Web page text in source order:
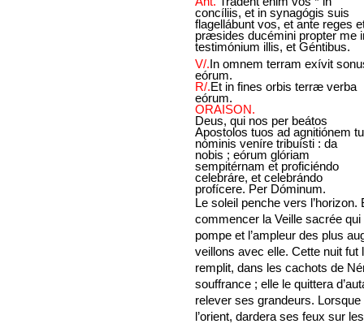
concíliis, et in synagógis suis
flagellábunt vos, et ante reges
præsides ducémini propter me
testimónium illis, et Géntibus.
V/.In omnem terram exívit
eórum.
R/.Et in fines orbis terræ verba
eórum.
ORAISON.
Deus, qui nos per beátos
Apostolos tuos ad agnitiónem
nóminis veníre tribuísti : da
nobis ; eórum glóriam
sempitérnam et proficiéndo
celebráre, et celebrándo
profícere. Per Dóminum.
Le soleil penche vers
commencer la Veille sacrée
pompe et l’ampleur des plus
veillons avec elle. Cette nuit fut
remplit, dans les cachots de
souffrance ; elle le quittera
relever ses grandeurs.
l’orient, dardera ses feux sur